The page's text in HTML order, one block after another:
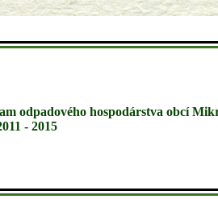
odpadového hospodárstva obcí
- 2015